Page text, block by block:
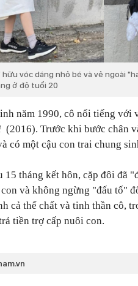
hữu vóc dáng nhỏ bé và vẻ ngoài
ở độ tuổi 20
năm 1990, cô nổi tiếng
(2016). Trước khi bước chân
có một cậu con trai chung
15 tháng kết hôn, cặp đôi đã
và không ngừng "đấu tố"
cả thể chất và tinh thần cô,
tiền trợ cấp nuôi con.